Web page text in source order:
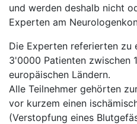
und werden deshalb nicht
Experten am
Die Experten referierten zu
3'0000 Patienten zwischen
europäischen Ländern.
Alle Teilnehmer gehörten
vor kurzem einen
(Verstopfung eines